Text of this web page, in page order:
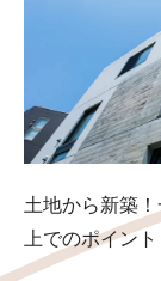
土地から新築
上でのポイント